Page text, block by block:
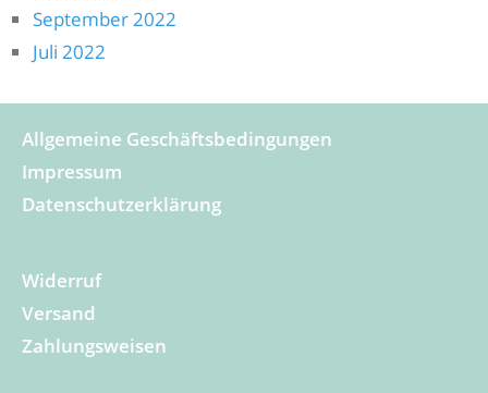
September 2022
Juli 2022
Allgemeine Geschäftsbedingungen
Impressum
Datenschutzerklärung
Widerruf
Versand
Zahlungsweisen